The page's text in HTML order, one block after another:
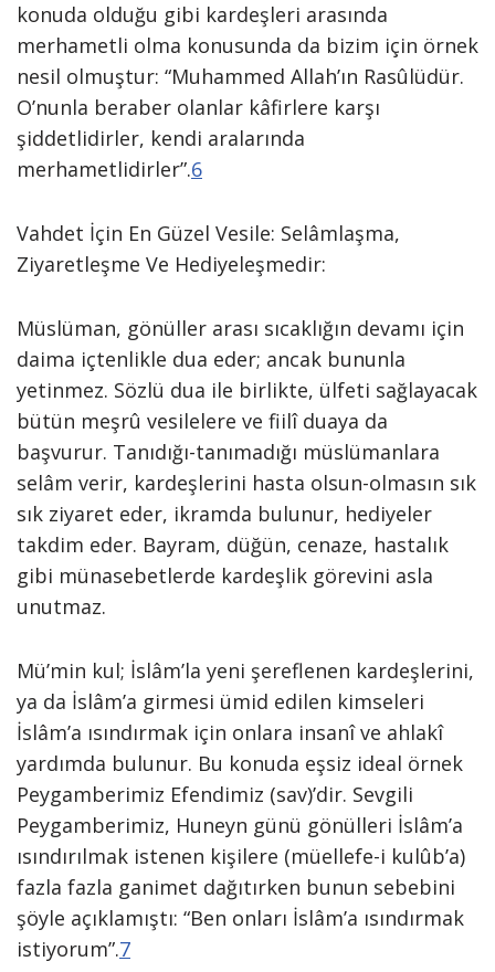
konuda olduğu gibi kardeşleri arasında
merhametli olma konusunda da bizim için örnek
nesil olmuştur: “Muhammed Allah’ın Rasûlüdür.
O’nunla beraber olanlar kâfirlere karşı
şiddetlidirler, kendi aralarında
merhametlidirler”.6
Vahdet İçin En Güzel Vesile: Selâmlaşma,
Ziyaretleşme Ve Hediyeleşmedir:
Müslüman, gönüller arası sıcaklığın devamı için
daima içtenlikle dua eder; ancak bununla
yetinmez. Sözlü dua ile birlikte, ülfeti sağlayacak
bütün meşrû vesilelere ve fiilî duaya da
başvurur. Tanıdığı-tanımadığı müslümanlara
selâm verir, kardeşlerini hasta olsun-olmasın sık
sık ziyaret eder, ikramda bulunur, hediyeler
takdim eder. Bayram, düğün, cenaze, hastalık
gibi münasebetlerde kardeşlik görevini asla
unutmaz.
Mü’min kul; İslâm’la yeni şereflenen kardeşlerini,
ya da İslâm’a girmesi ümid edilen kimseleri
İslâm’a ısındırmak için onlara insanî ve ahlakî
yardımda bulunur. Bu konuda eşsiz ideal örnek
Peygamberimiz Efendimiz (sav)’dir. Sevgili
Peygamberimiz, Huneyn günü gönülleri İslâm’a
ısındırılmak istenen kişilere (müellefe-i kulûb’a)
fazla fazla ganimet dağıtırken bunun sebebini
şöyle açıklamıştı: “Ben onları İslâm’a ısındırmak
istiyorum”.7